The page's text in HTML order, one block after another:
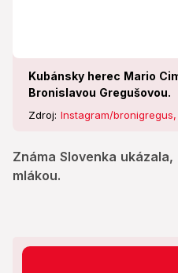
Kubánsky herec Mario
Bronislavou Gregušovou.
Zdroj: Instagram/
Známa Slovenka
mlákou.